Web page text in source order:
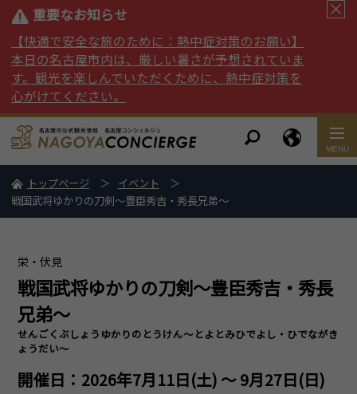
重要なお知らせ
【快適で安全な旅のために：熱中症対策のお願い】
本日の名古屋市内は、厳しい暑さが予想されていま
す。観光を楽しんでいただくために、熱中症対策を
心がけてください。
トップページ
イベント
戦国武将ゆかりの刀剣～豊臣秀吉・秀長兄弟～
栄・伏見
戦国武将ゆかりの刀剣～豊臣秀吉・秀長
兄弟～
せんごくぶしょうゆかりのとうけん～とよとみひでよし・ひでながき
ょうだい～
開催日：2026年7月11日(土) ～ 9月27日(日)